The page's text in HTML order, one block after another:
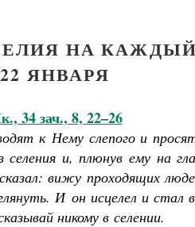
НА
22 ЯНВАРЯ
34 зач., 8, 22–26
к Нему слепого и
селения и, плюнув ему на
вижу проходящих
И он исцелел и стал
никому в селении.